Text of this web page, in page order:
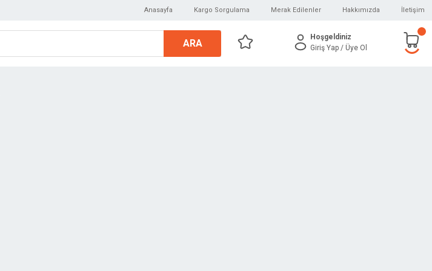
Anasayfa Kargo Sorgulama Merak Edilenler Hakkımızda İletişim
ARA
Hoşgeldiniz
Giriş Yap / Üye Ol